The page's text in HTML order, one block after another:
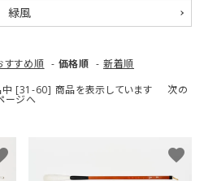
緑風
すすめ順 - 価格順 - 新着順
[31-60] 商品を表示しています 次の
ージへ
favorite